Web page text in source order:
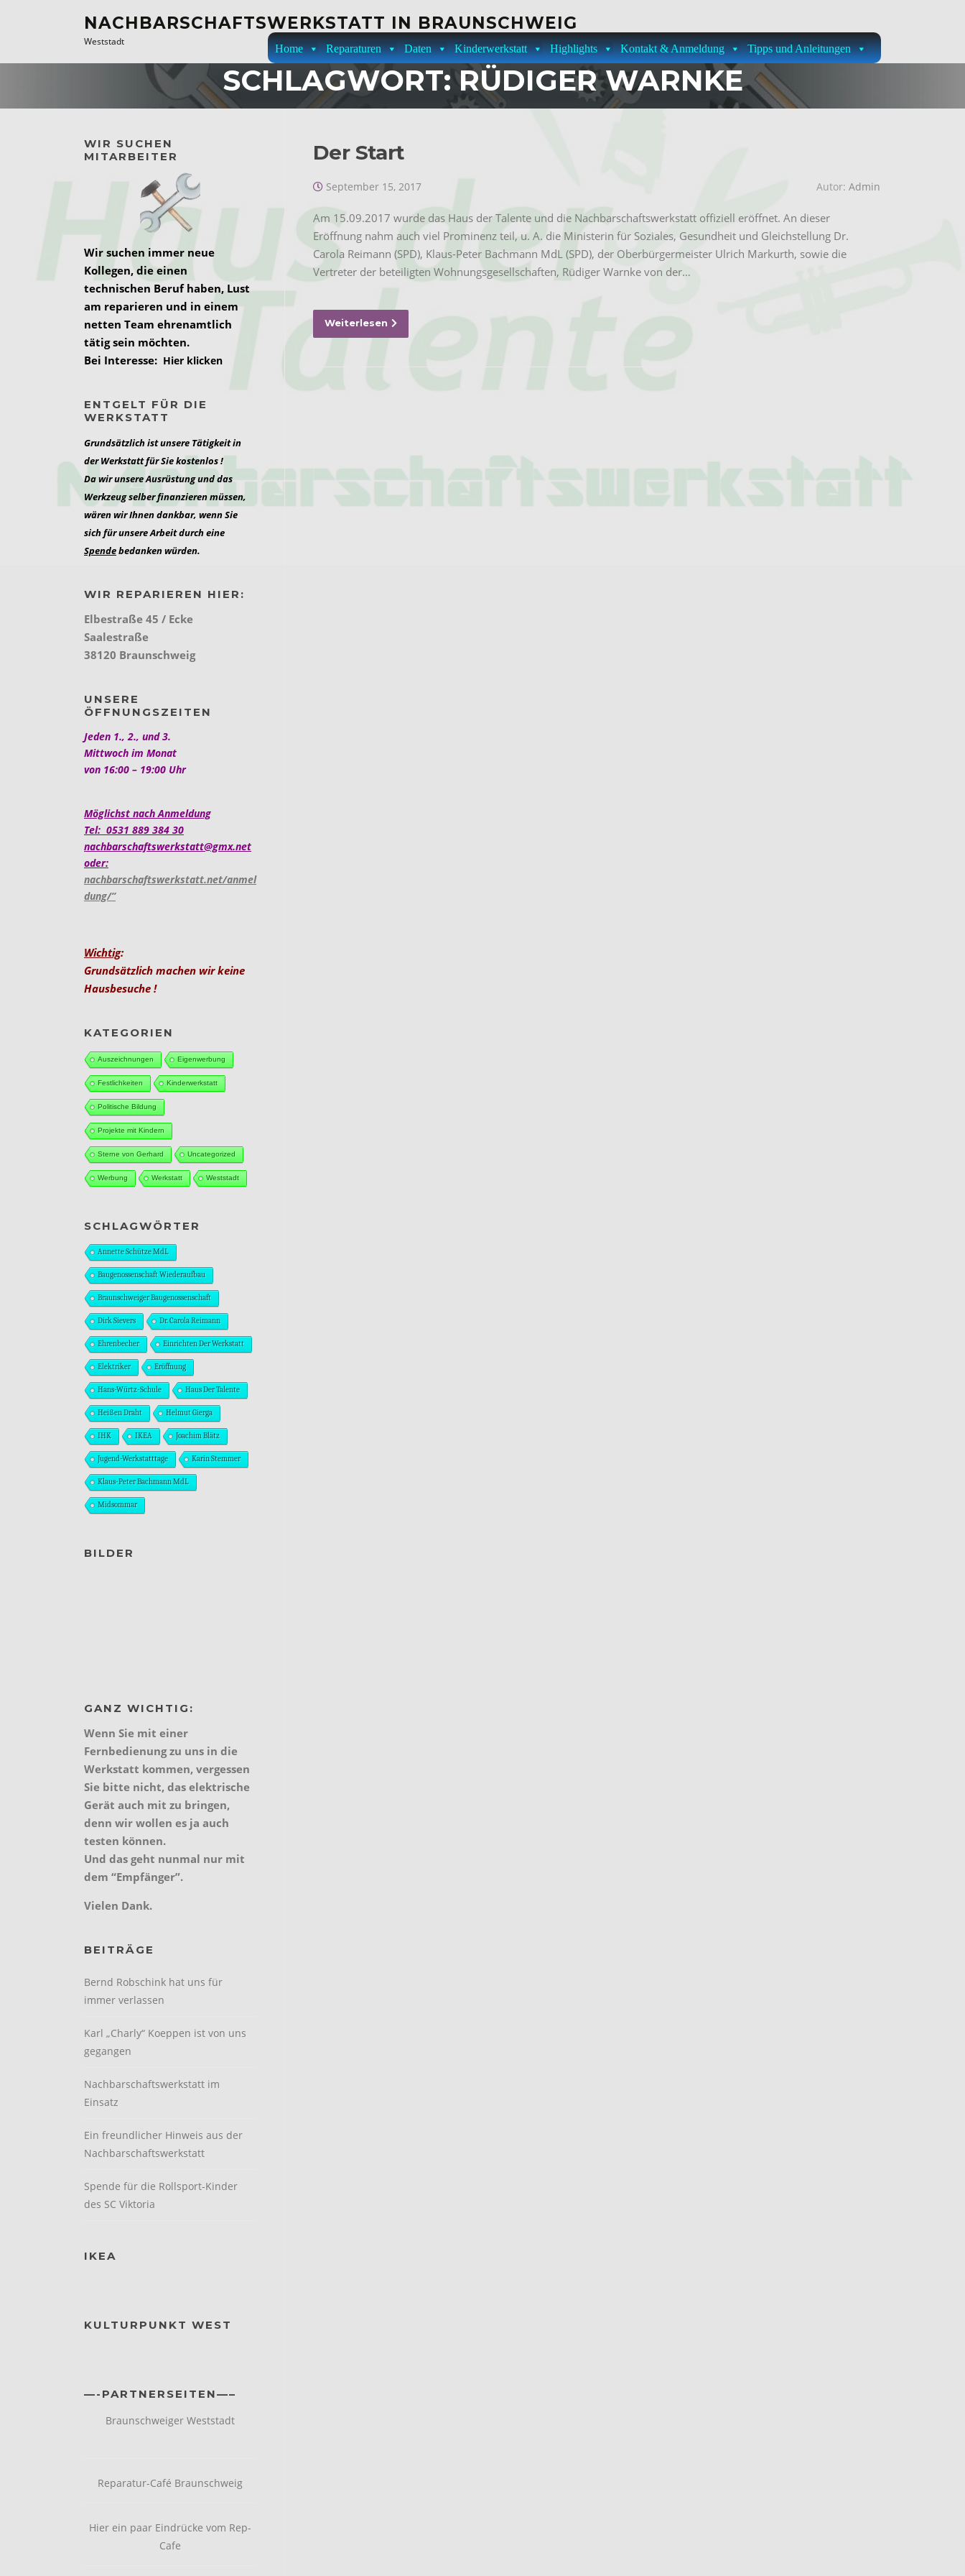
NACHBARSCHAFTSWERKSTATT IN BRAUNSCHWEIG
Weststadt
Home Reparaturen Daten Kinderwerkstatt Highlights Kontakt & Anmeldung Tipps und Anleitungen
SCHLAGWORT:RÜDIGER WARNKE
Der Start
September 15, 2017 Autor: Admin
Am 15.09.2017 wurde das Haus der Talente und die Nachbarschaftswerkstatt offiziell eröffnet. An dieser
Eröffnung nahm auch viel Prominenz teil, u. A. die Ministerin für Soziales, Gesundheit und Gleichstellung Dr.
Carola Reimann (SPD), Klaus-Peter Bachmann MdL (SPD), der Oberbürgermeister Ulrich Markurth, sowie die
Vertreter der beteiligten Wohnungsgesellschaften, Rüdiger Warnke von der…
Weiterlesen
WIR SUCHEN
MITARBEITER
Wir suchen immer neue
Kollegen, die einen
technischen Beruf haben, Lust
am reparieren und in einem
netten Team ehrenamtlich
tätig sein möchten.
Bei Interesse: Hier klicken
ENTGELT FÜR DIE
WERKSTATT
Grundsätzlich ist unsere Tätigkeit in
der Werkstatt für Sie kostenlos !
Da wir unsere Ausrüstung und das
Werkzeug selber finanzieren müssen,
wären wir Ihnen dankbar, wenn Sie
sich für unsere Arbeit durch eine
Spendebedanken würden.
WIR REPARIEREN HIER:
Elbestraße 45 / Ecke
Saalestraße
38120 Braunschweig
UNSERE
ÖFFNUNGSZEITEN
Jeden 1., 2., und 3.
Mittwoch im Monat
von 16:00 – 19:00 Uhr
Möglichst nach Anmeldung
Tel: 0531 889 384 30
nachbarschaftswerkstatt@gmx.net
oder:
nachbarschaftswerkstatt.net/anmel
dung/”
Wichtig:
Grundsätzlich machen wir keine
Hausbesuche !
KATEGORIEN
Auszeichnungen Eigenwerbung
Festlichkeiten Kinderwerkstatt
Politische Bildung
Projekte mit Kindern
Sterne von Gerhard Uncategorized
Werbung Werkstatt Weststadt
SCHLAGWÖRTER
Annette Schütze MdL
Baugenossenschaft Wiederaufbau
Braunschweiger Baugenossenschaft
Dirk Sievers Dr. Carola Reimann
Ehrenbecher Einrichten Der Werkstatt
Elektriker Eröffnung
Hans-Würtz-Schule Haus Der Talente
Heißen Draht Helmut Gierga
IHK IKEA Joachim Blätz
Jugend-Werkstatttage Karin Stemmer
Klaus-Peter Bachmann MdL
Midsommar
BILDER
GANZ WICHTIG:
Wenn Sie mit einer
Fernbedienung zu uns in die
Werkstatt kommen, vergessen
Sie bitte nicht, das elektrische
Gerät auch mit zu bringen,
denn wir wollen es ja auch
testen können.
Und das geht nunmal nur mit
dem “Empfänger”.
Vielen Dank.
BEITRÄGE
Bernd Robschink hat uns für
immer verlassen
Karl „Charly“ Koeppen ist von uns
gegangen
Nachbarschaftswerkstatt im
Einsatz
Ein freundlicher Hinweis aus der
Nachbarschaftswerkstatt
Spende für die Rollsport-Kinder
des SC Viktoria
IKEA
KULTURPUNKT WEST
—-PARTNERSEITEN—–
Braunschweiger Weststadt
Reparatur-Café Braunschweig
Hier ein paar Eindrücke vom Rep-
Cafe